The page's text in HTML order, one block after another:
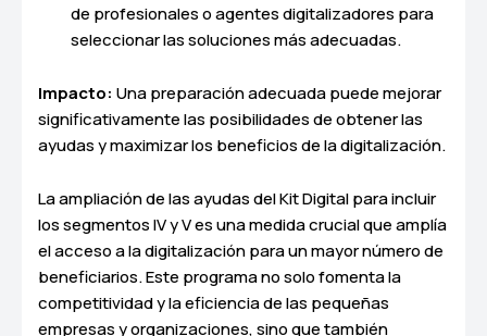
de profesionales o agentes digitalizadores para
seleccionar las soluciones más adecuadas.
Impacto: Una preparación adecuada puede mejorar
significativamente las posibilidades de obtener las
ayudas y maximizar los beneficios de la digitalización.
La ampliación de las ayudas del Kit Digital para incluir
los segmentos IV y V es una medida crucial que amplía
el acceso a la digitalización para un mayor número de
beneficiarios. Este programa no solo fomenta la
competitividad y la eficiencia de las pequeñas
empresas y organizaciones, sino que también